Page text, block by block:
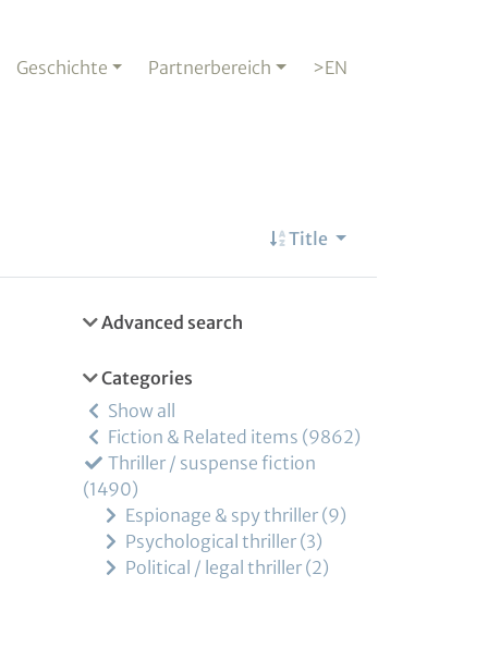
Geschichte Partnerbereich >EN
Title
Advanced search
Categories
Show all
Fiction & Related items 9862
Thriller / suspense fiction
1490
Espionage & spy thriller 9
Psychological thriller 3
Political / legal thriller 2